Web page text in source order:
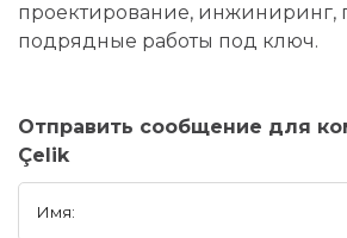
проектирование, инжиниринг,
подрядные работы под ключ.
Отправить сообщение для
Çelik
Имя: